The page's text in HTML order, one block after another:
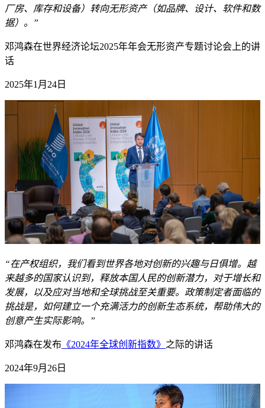
厂房、库存和设备）转向无形资产（如品牌、设计、软件和数
据）。”
邓鸿森在世界经济论坛2025年年会无形资产专题讨论会上的讲
话
2025年1月24日
“在产权组织，我们看到世界各地对创新的兴趣与日俱增。越
来越多的国家认识到，释放本国人民的创新潜力，对于增长和
发展，以及应对当地和全球挑战至关重要。政策制定者面临的
挑战是，如何建立一个充满活力的创新生态系统，帮助伟大的
创意产生实际影响。”
邓鸿森在发布 《2024年全球创新指数》 之际的讲话
2024年9月26日